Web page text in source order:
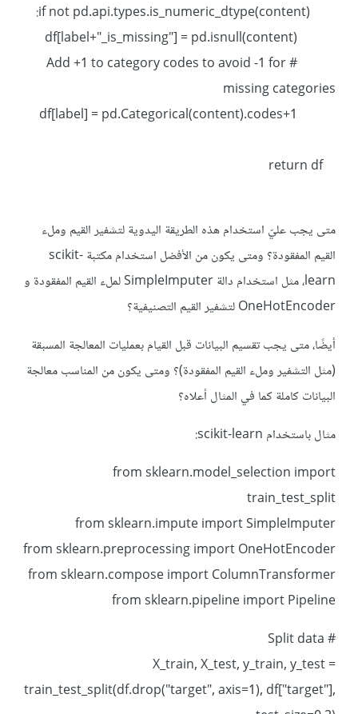
# Add +1 to category codes to avoid -1 for
missing categories
متى يجب عليّ استخدام هذه الطريقة اليدوية لتشفير القيم وملء
القيم المفقودة؟ ومتى يكون من الأفضل استخدام مكتبة scikit-
learn، مثل استخدام دالة SimpleImputer لملء القيم المفقودة و
OneHotEncoder لتشفير القيم التصنيفية؟
أيضًا، متى يجب تقسيم البيانات قبل القيام بعمليات المعالجة المسبقة
(مثل التشفير وملء القيم المفقودة)؟ ومتى يكون من المناسب معالجة
البيانات كاملة كما في المثال أعلاه؟
مثال باستخدام scikit-learn:
from sklearn.model_selection import
train_test_split
from sklearn.impute import SimpleImputer
from sklearn.preprocessing import OneHotEncoder
from sklearn.compose import ColumnTransformer
from sklearn.pipeline import Pipeline
# Split data
X_train, X_test, y_train, y_test =
train_test_split(df.drop("target", axis=1), df["target"],